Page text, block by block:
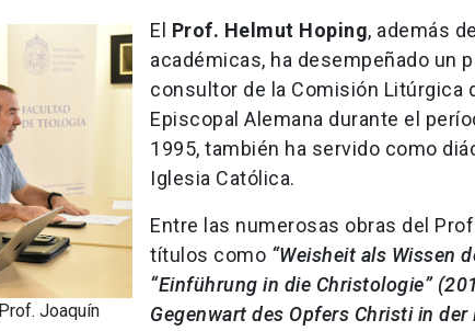
Joaquín
El Prof. Helmut Hoping, además
académicas, ha desempeñado un
consultor de la Comisión Litúrgica
Episcopal Alemana durante el
1995, también ha servido como
Iglesia Católica.
Entre las numerosas obras del
títulos como “Weisheit als Wissen
“Einführung in die Christologie”
Gegenwart des Opfers Christi in